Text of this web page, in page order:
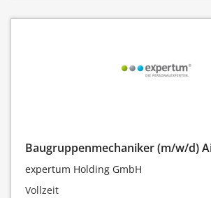
Baugruppenmechaniker (m/w/d)
expertum Holding GmbH
Vollzeit